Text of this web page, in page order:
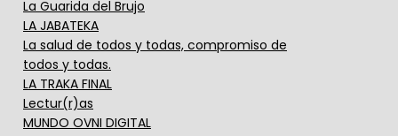
La Guarida del Brujo
LA JABATEKA
La salud de todos y todas, compromiso de
todos y todas.
LA TRAKA FINAL
Lectur(r)as
MUNDO OVNI DIGITAL